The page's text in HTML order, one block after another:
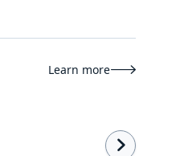
Learn more
